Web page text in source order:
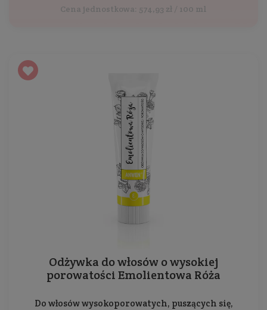
Cena jednostkowa: 574,93 zł / 100 ml
Odżywka do włosów o wysokiej
porowatości Emolientowa Róża
Do włosów wysokoporowatych, puszących się,